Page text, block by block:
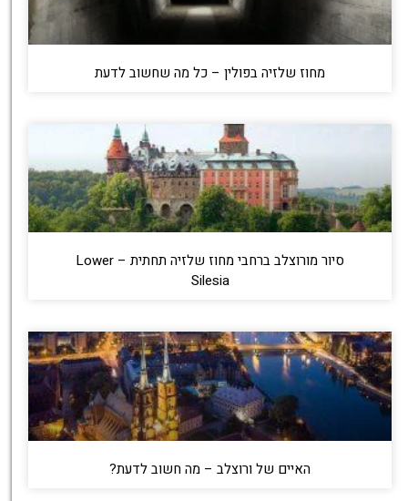
מחוז שלזיה בפולין – כל מה שחשוב לדעת
סיור מורוצלב ברחבי מחוז שלזיה תחתית – Lower
Silesia
האיים של ורוצלב – מה חשוב לדעת?